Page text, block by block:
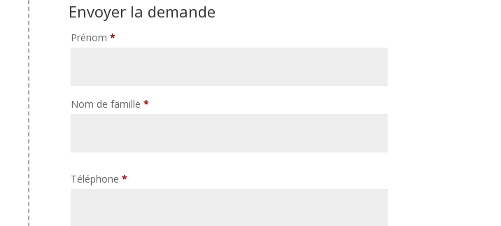
Envoyer la demande
Prénom*
Nom de famille*
Téléphone*